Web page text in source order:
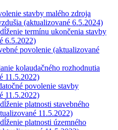
stavby malého zdroja
(aktualizované 6.5.2024)
termínu ukončenia stavby
6.5.2022)
povolenie (aktualizované
kolaudačného rozhodnutia
11.5.2022)
povolenie stavby
11.5.2022)
platnosti stavebného
11.5.2022)
platnosti územného